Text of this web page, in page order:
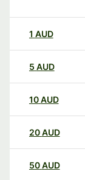
1 AUD
5 AUD
10AUD
20AUD
50AUD